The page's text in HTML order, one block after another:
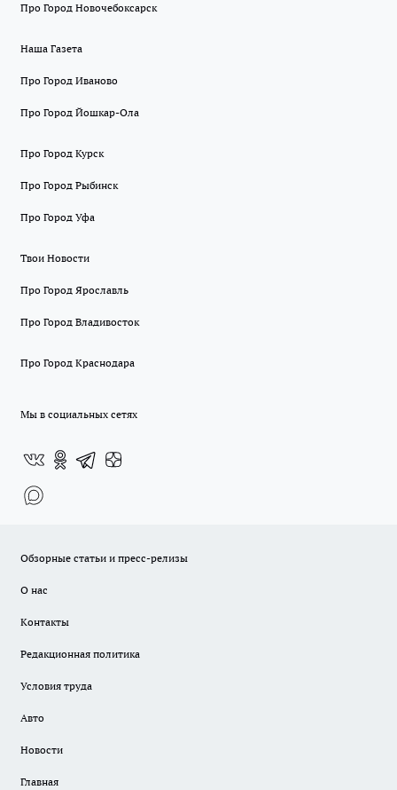
Про Город Новочебоксарск
Наша Газета
Про Город Иваново
Про Город Йошкар-Ола
Про Город Курск
Про Город Рыбинск
Про Город Уфа
Твои Новости
Про Город Ярославль
Про Город Владивосток
Про Город Краснодара
Мы в социальных сетях
Обзорные статьи и пресс-релизы
О нас
Контакты
Редакционная политика
Условия труда
Авто
Новости
Главная